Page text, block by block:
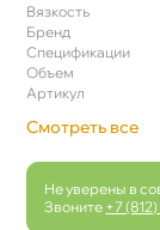
язкость
Бренд
Спецификации
Объем
Артикул
Смотреть все
Не уверены в
Звоните +7